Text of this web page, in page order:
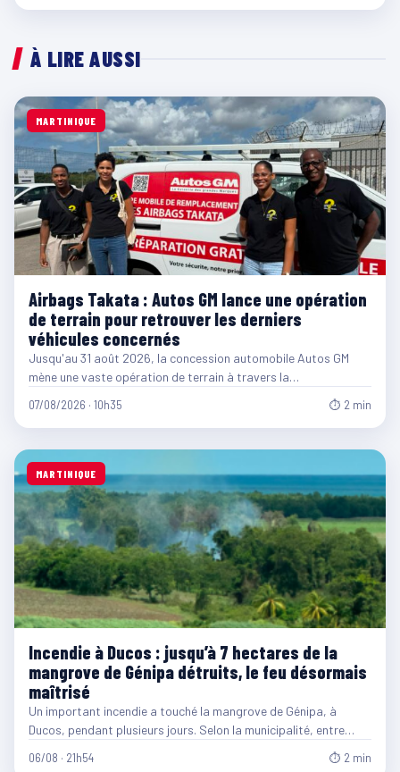
À LIRE AUSSI
MARTINIQUE
Airbags Takata : Autos GM lance une opération
de terrain pour retrouver les derniers
véhicules concernés
Jusqu'au 31 août 2026, la concession automobile Autos GM
mène une vaste opération de terrain à travers la…
07/08/2026 · 10h35 ⏱ 2 min
MARTINIQUE
Incendie à Ducos : jusqu’à 7 hectares de la
mangrove de Génipa détruits, le feu désormais
maîtrisé
Un important incendie a touché la mangrove de Génipa, à
Ducos, pendant plusieurs jours. Selon la municipalité, entre…
06/08 · 21h54 ⏱ 2 min